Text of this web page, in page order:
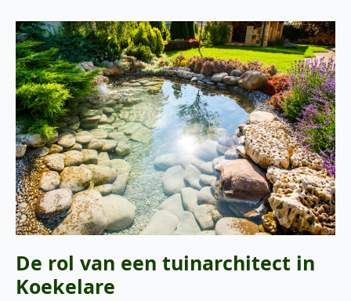
De rol van een tuinarchitect in
Koekelare